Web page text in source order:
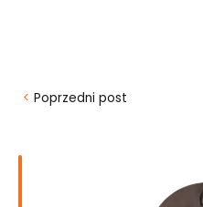
< Poprzedni post